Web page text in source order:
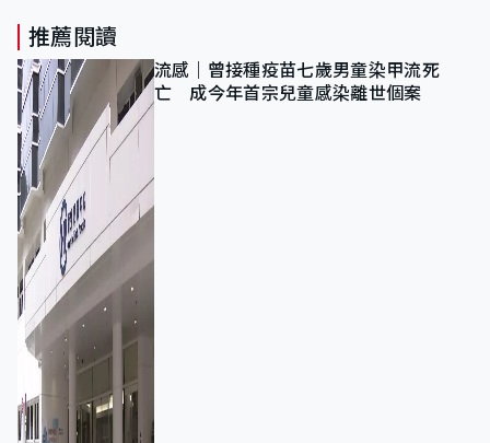
推薦閱讀
流感｜曾接種疫苗七歲男童染甲流死
亡 成今年首宗兒童感染離世個案